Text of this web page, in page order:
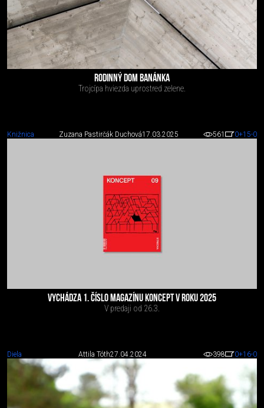
RODINNÝ DOM BANÁNKA
Trojcípa hviezda uprostred zelene.
Knižnica Zuzana Pastirčák Duchová17.03.2025 561 0+15-0
VYCHÁDZA 1. ČÍSLO MAGAZÍNU KONCEPT V ROKU 2025
V predaji od 26.3.
Diela Attila Tóth27.04.2024 398 0+16-0